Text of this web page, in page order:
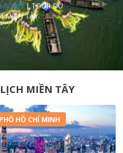
TOÀN| TOUR DU
MIỀN TÂY
MIỀN TÂY
HỒ CHÍ MINH